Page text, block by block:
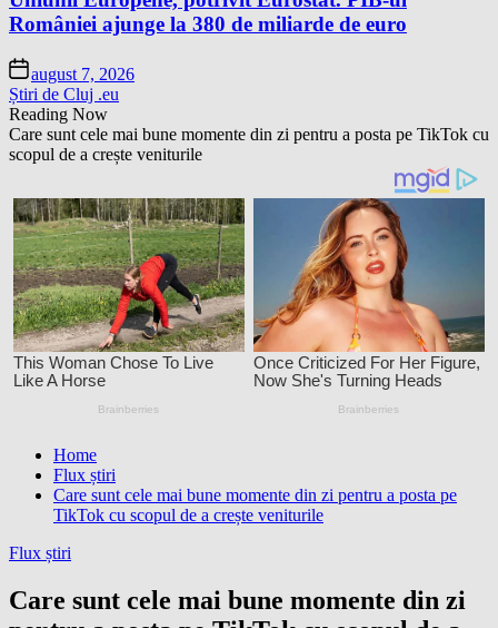
României ajunge la 380 de miliarde de euro
august 7, 2026
Știri de Cluj .eu
Reading Now
Care sunt cele mai bune momente din zi pentru a posta pe TikTok cu
scopul de a crește veniturile
Home
Flux știri
Care sunt cele mai bune momente din zi pentru a posta pe
TikTok cu scopul de a crește veniturile
Flux știri
Care sunt cele mai bune momente din zi